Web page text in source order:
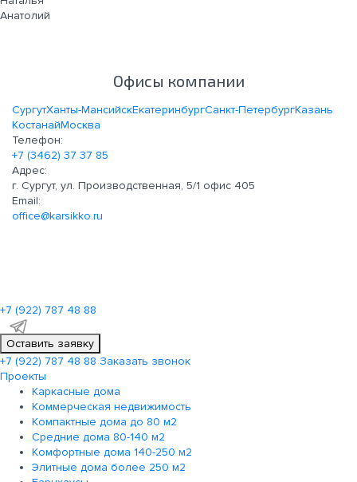
Анатолий
Офисы компании
СургутХанты-МансийскЕкатеринбургСанкт-ПетербургКазань
КостанайМосква
Телефон:
+7 (3462) 37 37 85
Адрес:
г. Сургут, ул. Производственная, 5/1 офис 405
Email:
office@karsikko.ru
+7 (922) 787 48 88
Оставить заявку
+7 (922) 787 48 88 Заказать звонок
Проекты
Каркасные дома
Коммерческая недвижимость
Компактные дома до 80 м2
Средние дома 80-140 м2
Комфортные дома 140-250 м2
Элитные дома более 250 м2